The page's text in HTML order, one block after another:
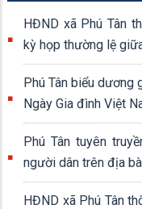
HĐND xã Phú Tân
kỳ họp thường lệ
Phú Tân biểu dương
Ngày Gia đình Việt
Phú Tân tuyên
người dân trên địa
HĐND xã Phú Tân